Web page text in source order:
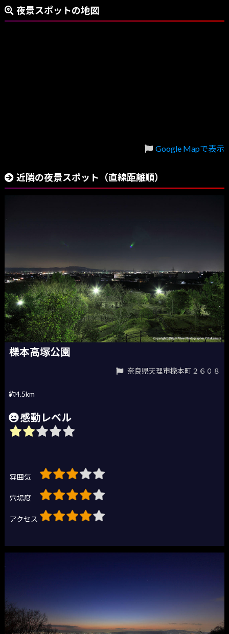
夜景スポットの地図
Google Mapで表示
近隣の夜景スポット（直線距離順）
櫟本高塚公園
奈良県天理市櫟本町２６０８
約4.5km
感動レベル
雰囲気
穴場度
アクセス